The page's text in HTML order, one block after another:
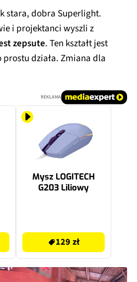
stara, dobra Superlight.
i projektanci wyszli z
zepsute. Ten kształt jest
działa. Zmiana dla
REKLAMA
Mysz LOGITECH
G203 Liliowy
129 zł